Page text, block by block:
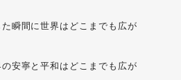
瞬間に世界はどこまでも広が
安寧と平和はどこまでも広が